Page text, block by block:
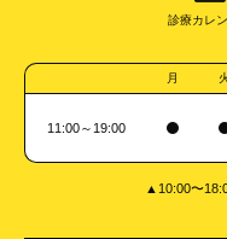
診療カレ
月
11:00～19:00
▲10:00〜